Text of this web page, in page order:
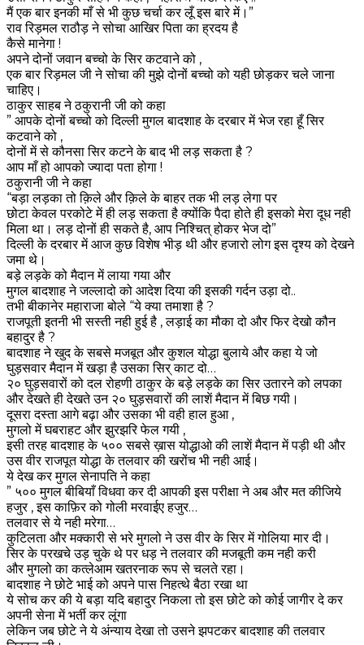
मैं एक बार इनकी माँ से भी कुछ चर्चा कर लूँ इस बारे में।”
राव रिड़मल राठौड़ ने सोचा आखिर पिता का ह्रदय है
कैसे मानेगा !
अपने दोनों जवान बच्चो के सिर कटवाने को ,
एक बार रिड़मल जी ने सोचा की मुझे दोनों बच्चो को यही छोड़कर चले जाना
चाहिए।
ठाकुर साहब ने ठकुरानी जी को कहा
” आपके दोनों बच्चो को दिल्ली मुगल बादशाह के दरबार में भेज रहा हूँ सिर
कटवाने को ,
दोनों में से कौनसा सिर कटने के बाद भी लड़ सकता है ?
आप माँ हो आपको ज्यादा पता होगा !
ठकुरानी जी ने कहा
“बड़ा लड़का तो क़िले और क़िले के बाहर तक भी लड़ लेगा पर
छोटा केवल परकोटे में ही लड़ सकता है क्योंकि पैदा होते ही इसको मेरा दूध नही
मिला था। लड़ दोनों ही सकते है, आप निश्चित् होकर भेज दो”
दिल्ली के दरबार में आज कुछ विशेष भीड़ थी और हजारो लोग इस दृश्य को देखने
जमा थे।
बड़े लड़के को मैदान में लाया गया और
मुगल बादशाह ने जल्लादो को आदेश दिया की इसकी गर्दन उड़ा दो..
तभी बीकानेर महाराजा बोले “ये क्या तमाशा है ?
राजपूती इतनी भी सस्ती नही हुई है , लड़ाई का मौका दो और फिर देखो कौन
बहादुर है ?
बादशाह ने खुद के सबसे मजबूत और कुशल योद्धा बुलाये और कहा ये जो
घुड़सवार मैदान में खड़ा है उसका सिर् काट दो…
२० घुड़सवारों को दल रोहणी ठाकुर के बड़े लड़के का सिर उतारने को लपका
और देखते ही देखते उन २० घुड़सवारों की लाशें मैदान में बिछ गयी।
दूसरा दस्ता आगे बढ़ा और उसका भी वही हाल हुआ ,
मुगलो में घबराहट और झुरझरि फेल गयी ,
इसी तरह बादशाह के ५०० सबसे ख़ास योद्धाओ की लाशें मैदान में पड़ी थी और
उस वीर राजपूत योद्धा के तलवार की खरोंच भी नही आई।
ये देख कर मुगल सेनापति ने कहा
” ५०० मुगल बीबियाँ विधवा कर दी आपकी इस परीक्षा ने अब और मत कीजिये
हजुर , इस काफ़िर को गोली मरवाईए हजुर…
तलवार से ये नही मरेगा…
कुटिलता और मक्कारी से भरे मुगलो ने उस वीर के सिर में गोलिया मार दी।
सिर के परखचे उड़ चुके थे पर धड़ ने तलवार की मजबूती कम नही करी
और मुगलो का कत्लेआम खतरनाक रूप से चलते रहा।
बादशाह ने छोटे भाई को अपने पास निहत्थे बैठा रखा था
ये सोच कर की ये बड़ा यदि बहादुर निकला तो इस छोटे को कोई जागीर दे कर
अपनी सेना में भर्ती कर लूंगा
लेकिन जब छोटे ने ये अंन्याय देखा तो उसने झपटकर बादशाह की तलवार